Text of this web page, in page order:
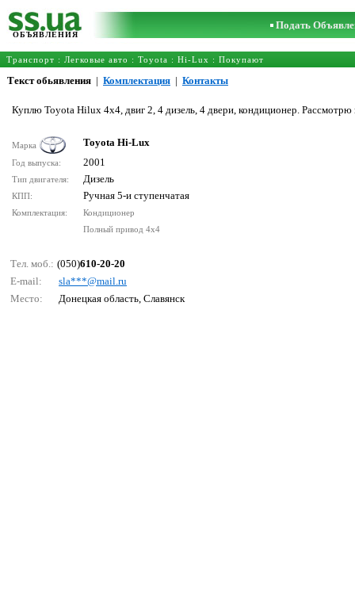
ОБЪЯВЛЕНИЯ
Подать
Транспорт : Легковые авто : Toyota : Hi-Lux : Покупают
Текст обьявления | Комплектация | Контакты
Куплю Toyota Hilux 4x4, двиг 2, 4 дизель, 4 двери, кондиционер. Рассмотрю
Марка Toyota Hi-Lux
Год выпуска: 2001
Тип двигателя: Дизель
КПП: Ручная 5-и ступенчатая
Комплектация:
Кондиционер
Полный привод 4x4
Тел. моб.: (050)610-20-20
E-mail:
slа***@mаil.ru
Место:
Донецкая область, Славянск